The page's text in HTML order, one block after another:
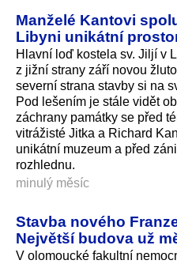
Manželé Kantovi
Libyni unikátní
Hlavní loď kostela sv. Jiljí v
z jižní strany září novou
severní strana stavby si na
Pod lešením je stále vidět
záchrany památky se před
vitrážisté Jitka a Richard
unikátní muzeum a před
rozhlednu.
minulý měsíc
Stavba nového
Největší budova už
V olomoucké fakultní